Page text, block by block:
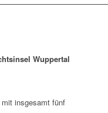
Wuppertal
insgesamt fünf